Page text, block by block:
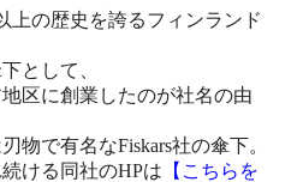
上の歴史を誇るフィンランド
として、
区に創業したのが社名の由
物で有名なFiskars社の傘下。
ける同社のHPは 【こちらを